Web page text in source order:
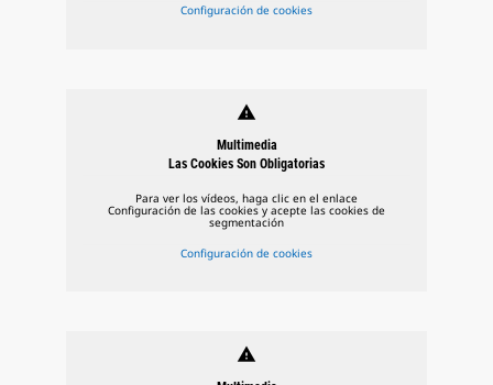
Configuración de cookies
warning
Multimedia
Las Cookies Son Obligatorias
Para ver los vídeos, haga clic en el enlace
Configuración de las cookies y acepte las cookies de
segmentación
Configuración de cookies
warning